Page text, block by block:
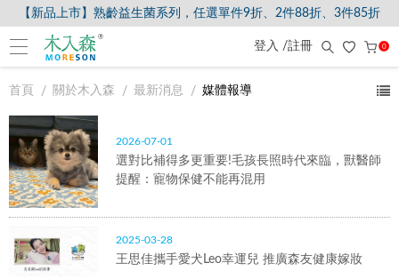
【新品上市】熟齡益生菌系列，任選單件9折、2件88折、3件85折
登入 /註冊 0
首頁 關於木入森 最新消息 媒體報導
2026-07-01
選對比補得多更重要!毛孩長照時代來臨，獸醫師
提醒：寵物保健不能再混用
2025-03-28
王思佳攜手愛犬Leo幸運兒 推廣森友健康嫁妝